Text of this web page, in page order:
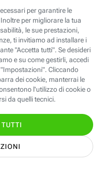
scaricare eBook,
ai corsi
a te